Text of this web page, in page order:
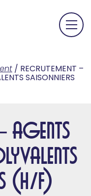
/ RECRUTEMENT –
SAISONNIERS
AGENTS
(H/F)